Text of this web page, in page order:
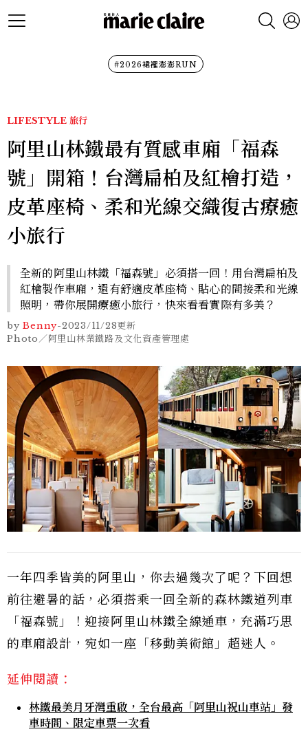
#2026裙襬澎澎RUN
LIFESTYLE 旅行
阿里山林鐵最有質感車廂「福森
號」開箱！台灣扁柏及紅檜打造，
皮革座椅、柔和光線交織復古療癒
小旅行
全新的阿里山林鐵「福森號」必須搭一回！用台灣扁柏及
紅檜製作車廂，還有舒適皮革座椅、貼心的間接柔和光線
照明，帶你展開療癒小旅行，快來看看實際有多美？
by Benny-2023/11/28更新
Photo／阿里山林業鐵路及文化資產管理處
一年四季皆美的阿里山，你去過幾次了呢？下回想
前往避暑的話，必須搭乘一回全新的森林鐵道列車
「福森號」！迎接阿里山林鐵全線通車，充滿巧思
的車廂設計，宛如一座「移動美術館」超迷人。
延伸閱讀：
林鐵最美月牙灣重啟，全台最高「阿里山祝山車站」發
車時間、限定車票一次看